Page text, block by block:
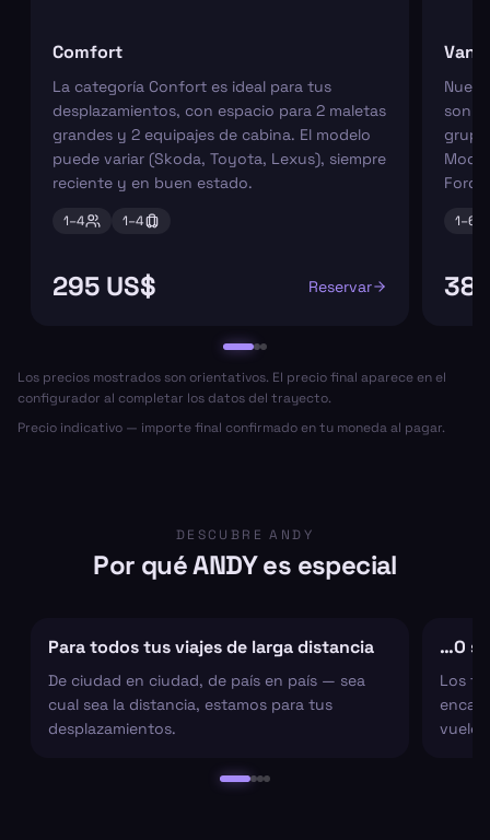
Comfort
La categoría Confort es ideal para tus
desplazamientos, con espacio para 2 maletas
grandes y 2 equipajes de cabina. El modelo
puede variar (Skoda, Toyota, Lexus), siempre
reciente y en buen estado.
1–4 1–4
295 US$ Reservar
Van
son
Ford
1–6
Los precios mostrados son orientativos. El precio final aparece en el
configurador al completar los datos del trayecto.
Precio indicativo — importe final confirmado en tu moneda al pagar.
DESCUBRE ANDY
Por qué ANDY es especial
Para todos tus viajes de larga distancia
De ciudad en ciudad, de país en país — sea
cual sea la distancia, estamos para tus
desplazamientos.
…O
Los
vuelo